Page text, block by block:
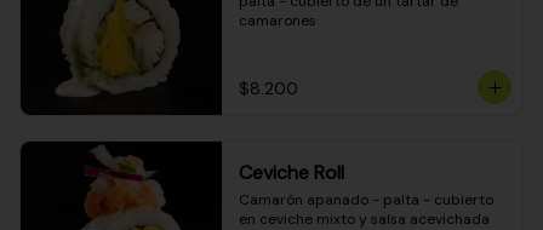
camarones
$8.200
Ceviche Roll
Camarón apanado - palta - cubierto
en ceviche mixto y salsa acevichada